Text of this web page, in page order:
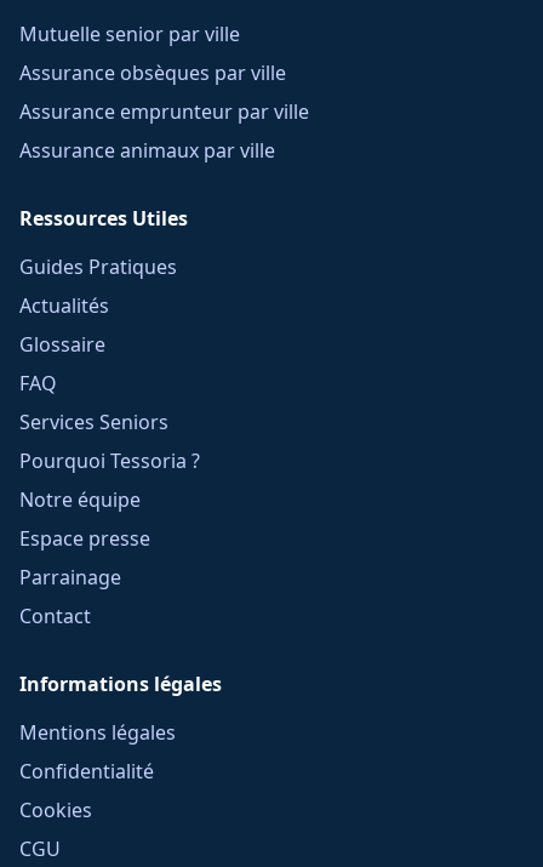
Mutuelle senior par ville
Assurance obsèques par ville
Assurance emprunteur par ville
Assurance animaux par ville
Ressources Utiles
Guides Pratiques
Actualités
Glossaire
FAQ
Services Seniors
Pourquoi Tessoria ?
Notre équipe
Espace presse
Parrainage
Contact
Informations légales
Mentions légales
Confidentialité
Cookies
CGU